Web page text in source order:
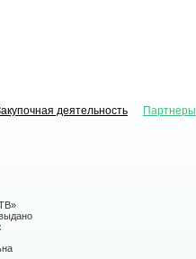
деятельность Партнеры